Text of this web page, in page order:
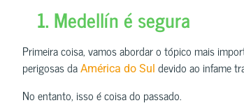
1. Medellín é segura
Primeira coisa, vamos abordar o tópico mais
perigosas da América do Sul devido ao infame
No entanto, isso é coisa do passado.